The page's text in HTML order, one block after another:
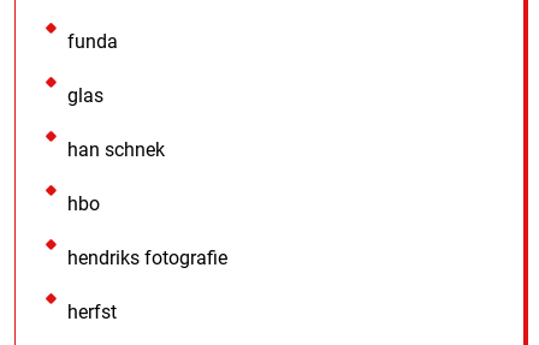
funda
glas
han schnek
hbo
hendriks fotografie
herfst